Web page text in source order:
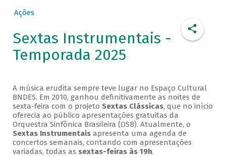
Ações
Sextas Instrumentais -
Temporada 2025
A música erudita sempre teve lugar no Espaço Cultural
BNDES. Em 2010, ganhou definitivamente as noites de
sexta-feira com o projeto Sextas Clássicas, que no início
oferecia ao público apresentações gratuitas da
Orquestra Sinfônica Brasileira (OSB). Atualmente, o
Sextas Instrumentaisapresenta uma agenda de
concertos semanais, contando com apresentações
variadas, todas as sextas-feiras às 19h.